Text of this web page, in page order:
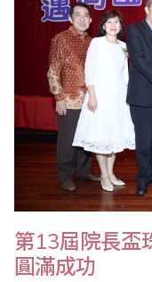
第13屆院長盃
圓滿成功